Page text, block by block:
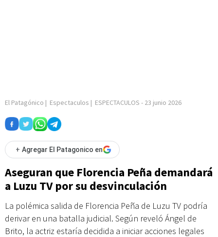
El Patagónico | Espectaculos | ESPECTACULOS - 23 junio 2026
+ Agregar El Patagonico en
Aseguran que Florencia Peña demandará
a Luzu TV por su desvinculación
La polémica salida de Florencia Peña de Luzu TV podría
derivar en una batalla judicial. Según reveló Ángel de
Brito, la actriz estaría decidida a iniciar acciones legales